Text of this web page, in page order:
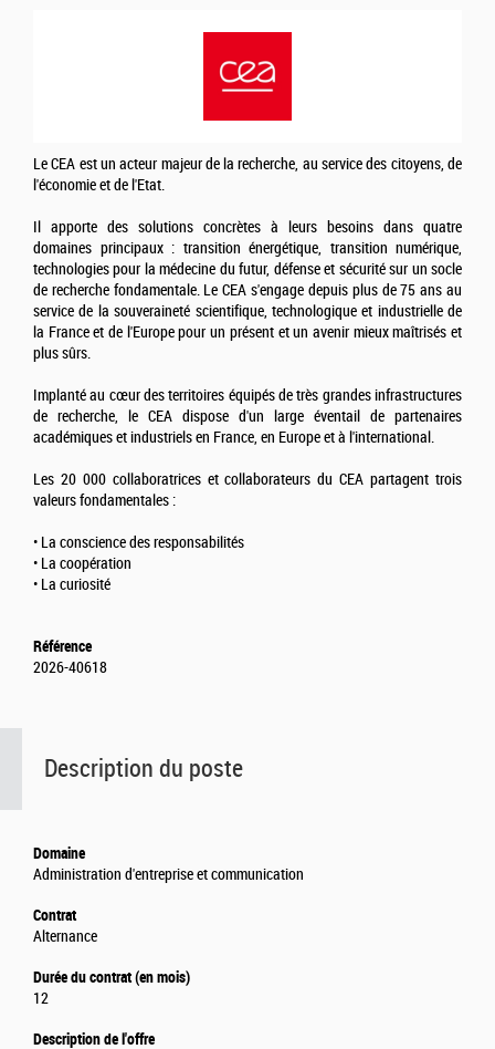
Description du poste
Domaine
Administration d'entreprise et communication
Contrat
Alternance
Durée du contrat (en mois)
12
Description de l'offre
Le CEA est un acteur majeur de la recherche, au service des citoyens, de
l'économie et de l'Etat.
Il apporte des solutions concrètes à leurs besoins dans quatre
domaines principaux : transition énergétique, transition numérique,
technologies pour la médecine du futur, défense et sécurité sur un socle
de recherche fondamentale. Le CEA s'engage depuis plus de 75 ans au
service de la souveraineté scientifique, technologique et industrielle de
la France et de l'Europe pour un présent et un avenir mieux maîtrisés et
plus sûrs.
Implanté au cœur des territoires équipés de très grandes infrastructures
de recherche, le CEA dispose d'un large éventail de partenaires
académiques et industriels en France, en Europe et à l'international.
Les 20 000 collaboratrices et collaborateurs du CEA partagent trois
valeurs fondamentales :
• La conscience des responsabilités
• La coopération
• La curiosité
Référence
2026-40618